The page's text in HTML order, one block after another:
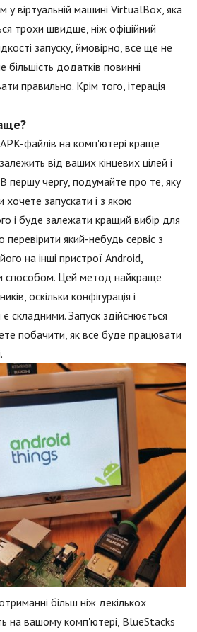
у віртуальній машині VirtualBox, яка
трохи швидше, ніж офіційний
запуску, ймовірно, все ще не
більшість додатків повинні
правильно. Крім того, ітерація
файлів на комп'ютері краще
від ваших кінцевих цілей і
першу чергу, подумайте про те, яку
хочете запускати і з якою
і буде залежати кращий вибір для
який-небудь сервіс з
на інші пристрої Android,
способом. Цей метод найкраще
оскільки конфігурація і
складними. Запуск здійснюється
побачити, як все буде працювати
більш ніж декількох
на вашому комп'ютері, BlueStacks